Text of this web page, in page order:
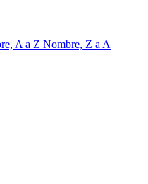
A a Z Nombre, Z a A